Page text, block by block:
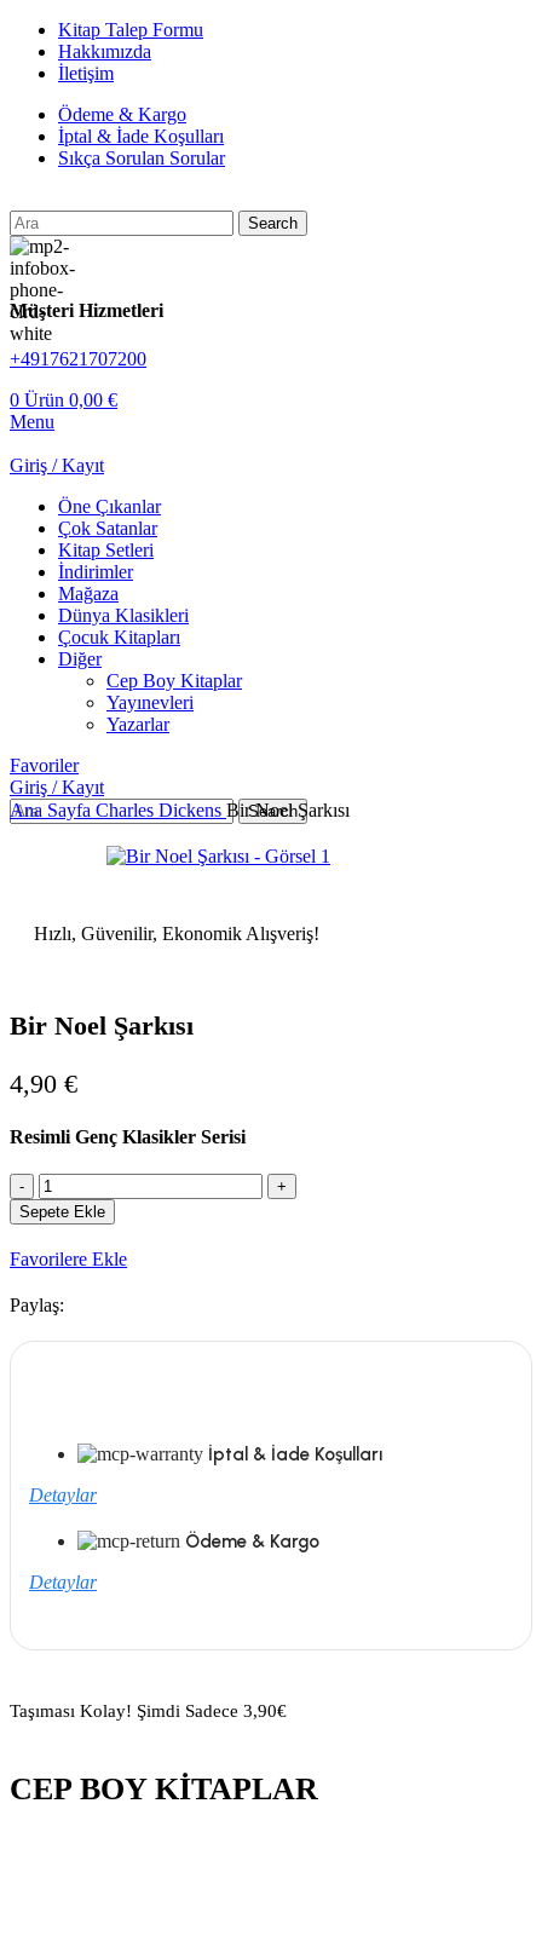
Kitap Talep Formu
Hakkımızda
İletişim
Ödeme & Kargo
İptal & İade Koşulları
Sıkça Sorulan Sorular
Search
Müşteri Hizmetleri
+4917621707200
0 Ürün 0,00 €
Menu
Giriş / Kayıt
Öne Çıkanlar
Çok Satanlar
Kitap Setleri
İndirimler
Mağaza
Dünya Klasikleri
Çocuk Kitapları
Diğer
Cep Boy Kitaplar
Yayınevleri
Yazarlar
Favoriler
Giriş / Kayıt
Search
Ana Sayfa Charles Dickens Bir Noel Şarkısı
Hızlı, Güvenilir, Ekonomik Alışveriş!
Bir Noel Şarkısı
4,90 €
Resimli Genç Klasikler Serisi
Bir
Noel
Şarkısı
adet
Sepete Ekle
Favorilere Ekle
Paylaş:
İptal & İade Koşulları
Detaylar
Ödeme & Kargo
Detaylar
Taşıması Kolay! Şimdi Sadece 3,90€
CEP BOY KİTAPLAR